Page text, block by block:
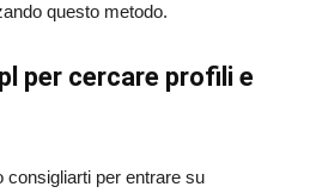
questo metodo.
per cercare profili e
consigliarti per entrare su